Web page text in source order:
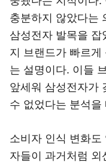
충분하지 않았다는
삼성전자 발목을 잡
지 브랜드가 빠르
는 설명이다. 이들
앞세워 삼성전자가
수 없었다는 분석을
소비자 인식 변화도
자들이 과거처럼